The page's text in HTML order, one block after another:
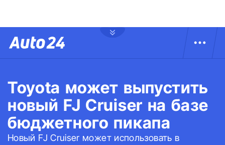
Toyota может выпустить
новый FJ Cruiser на базе
бюджетного пикапа
Новый FJ Cruiser может использовать в